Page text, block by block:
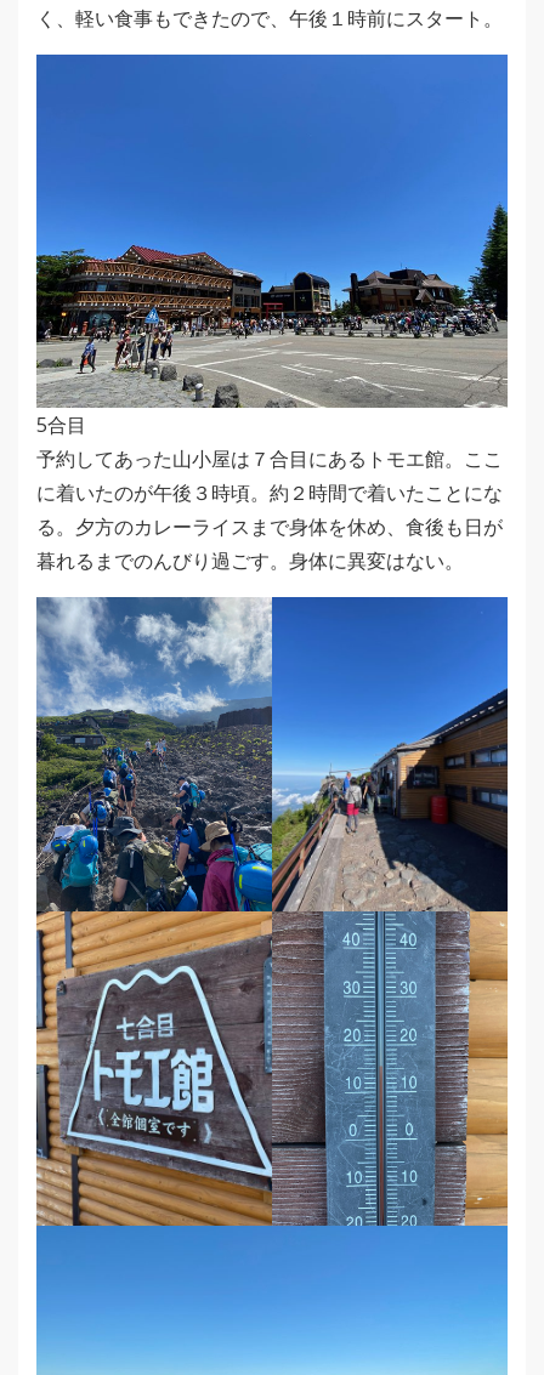
く、軽い食事もできたので、午後１時前にスタート。
5合目
予約してあった山小屋は７合目にあるトモエ館。ここ
に着いたのが午後３時頃。約２時間で着いたことにな
る。夕方のカレーライスまで身体を休め、食後も日が
暮れるまでのんびり過ごす。身体に異変はない。